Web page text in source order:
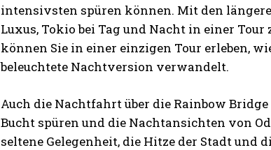
intensivsten spüren können. Mit den
Luxus, Tokio bei Tag und Nacht in einer
können Sie in einer einzigen Tour erleben,
beleuchtete Nachtversion verwandelt.
Auch die Nachtfahrt über die Rainbow
Bucht spüren und die Nachtansichten von
seltene Gelegenheit, die Hitze der Stadt und